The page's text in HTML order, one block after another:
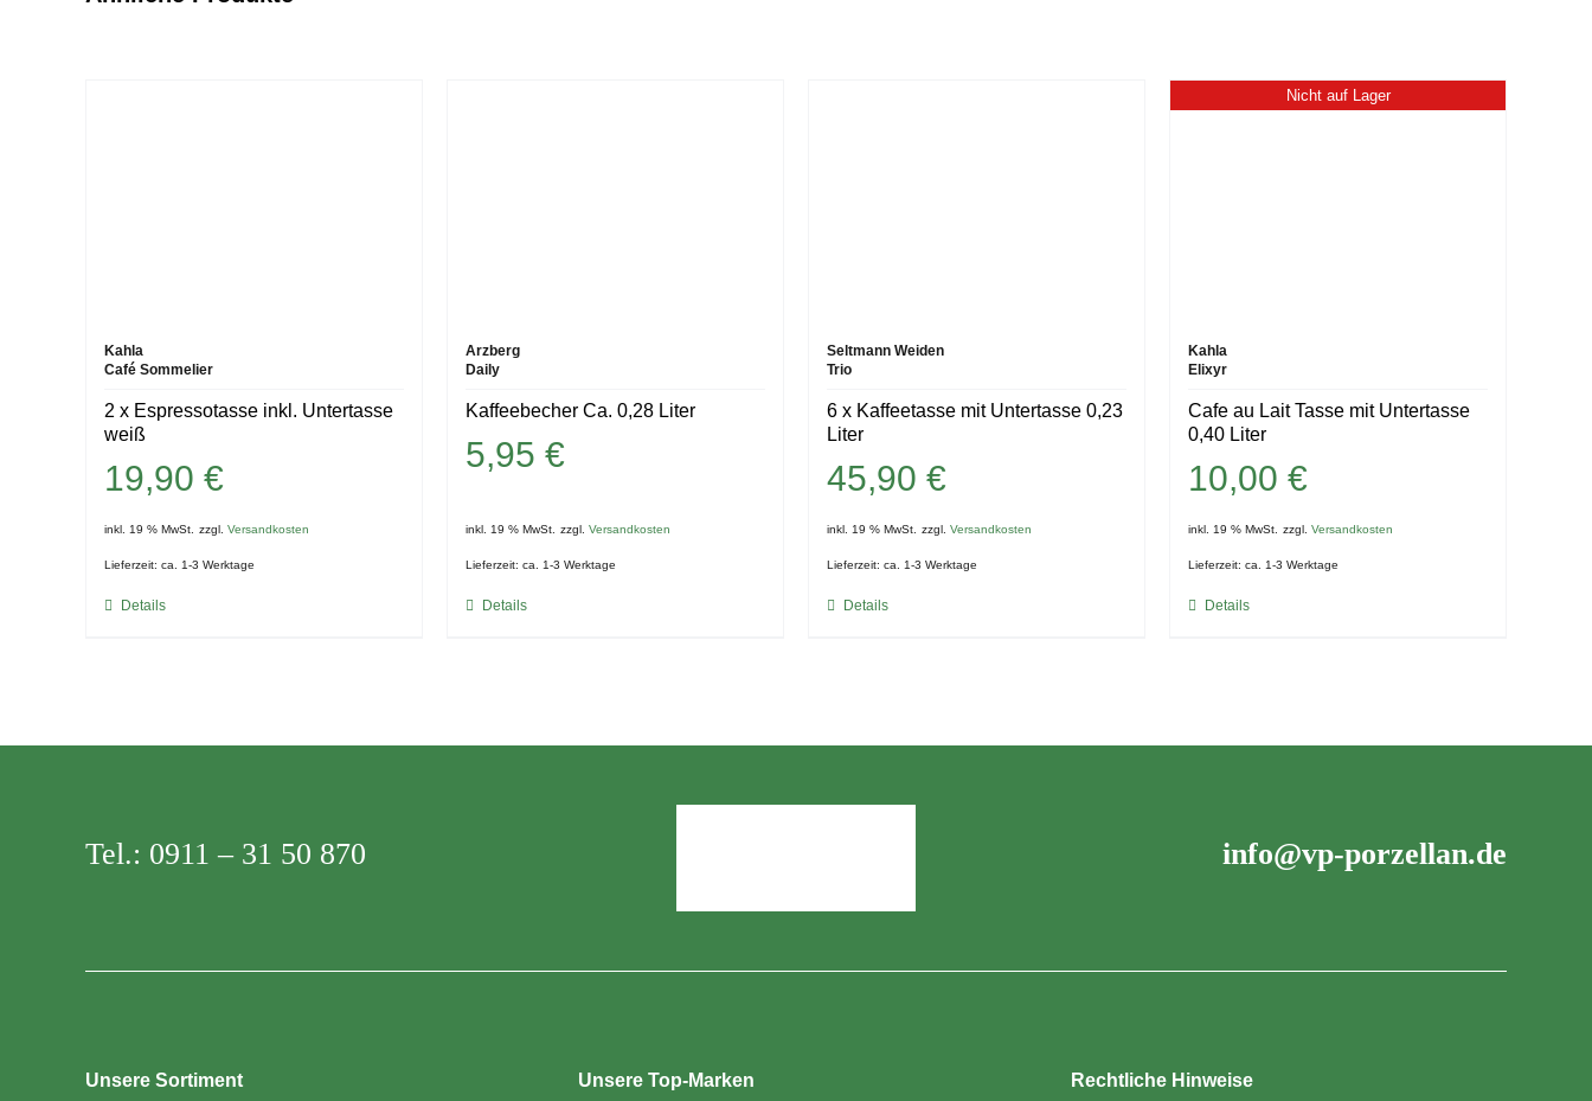
Kahla
Café Sommelier
2 x Espressotasse inkl. Untertasse
weiß
19,90 €
inkl. 19 % MwSt. zzgl. Versandkosten
Lieferzeit: ca. 1-3 Werktage
Details
Arzberg
Daily
Kaffeebecher Ca. 0,28 Liter
5,95 €
inkl. 19 % MwSt. zzgl. Versandkosten
Lieferzeit: ca. 1-3 Werktage
Details
Seltmann Weiden
Trio
6 x Kaffeetasse mit Untertasse 0,23
Liter
45,90 €
inkl. 19 % MwSt. zzgl. Versandkosten
Lieferzeit: ca. 1-3 Werktage
Details
Nicht auf Lager
Kahla
Elixyr
Cafe au Lait Tasse mit Untertasse
0,40 Liter
10,00 €
inkl. 19 % MwSt. zzgl. Versandkosten
Lieferzeit: ca. 1-3 Werktage
Details
Tel.: 0911 – 31 50 870 info@vp-porzellan.de
Unsere Sortiment Unsere Top-Marken Rechtliche Hinweise